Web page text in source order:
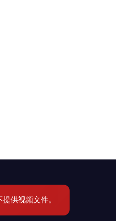
供视频文件。